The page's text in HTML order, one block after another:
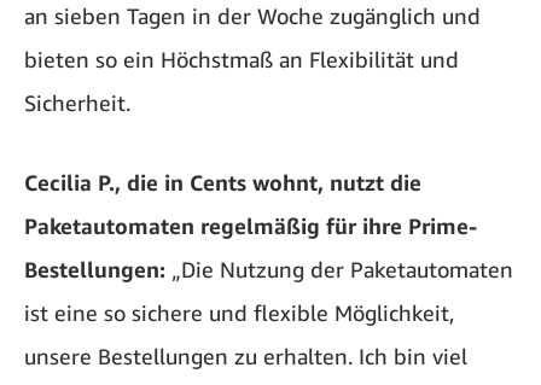
an sieben Tagen in der Woche zugänglich und
bieten so ein Höchstmaß an Flexibilität und
Sicherheit.
Cecilia P., die in Cents wohnt, nutzt die
Paketautomaten regelmäßig für ihre Prime-
Bestellungen: „Die Nutzung der Paketautomaten
ist eine so sichere und flexible Möglichkeit,
unsere Bestellungen zu erhalten. Ich bin viel